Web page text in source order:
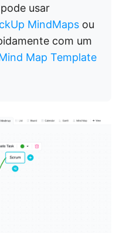
usar
MindMaps ou
com um
Map Template